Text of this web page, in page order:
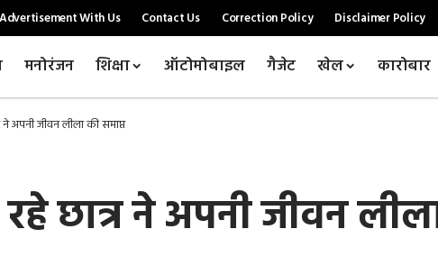
Advertisement With Us Contact Us Correction Policy Disclaimer Policy
मनोरंजन शिक्षा ऑटोमोबाइल गैजेट खेल कारोबार
ने अपनी जीवन लीला की समाप्त
छात्र ने अपनी जीवन